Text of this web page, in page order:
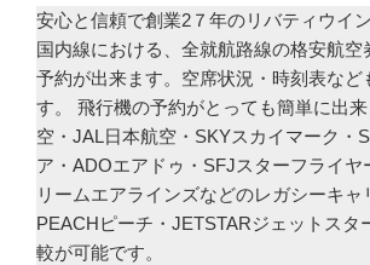
安心と信頼で創業2７年のリバティウイ
国内線における、全就航路線の格安航空
予約が出来ます。空席状況・時刻表など
す。 飛行機の予約がとっても簡単に出
空・JAL日本航空・SKYスカイマーク・
ア・ADOエアドゥ・SFJスターフライヤ
リームエアラインズなどのレガシーキャ
PEACHピーチ・JETSTARジェットスタ
較が可能です。